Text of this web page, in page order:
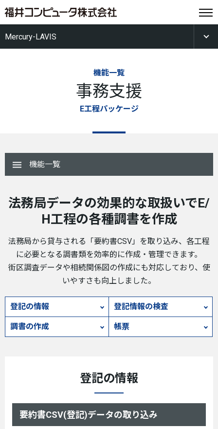
Mercury-LAVIS
機能一覧
事務支援
E工程パッケージ
機能一覧
法務局データの効果的な取扱いでE/
H工程の各種調書を作成
法務局から貸与される「要約書CSV」を取り込み、各工程
に必要となる調書類を効率的に作成・管理できます。
街区調査データや相続関係図の作成にも対応しており、使
いやすさも向上しました。
登記の情報 登記情報の検査
調書の作成 帳票
登記の情報
要約書CSV(登記)データの取り込み